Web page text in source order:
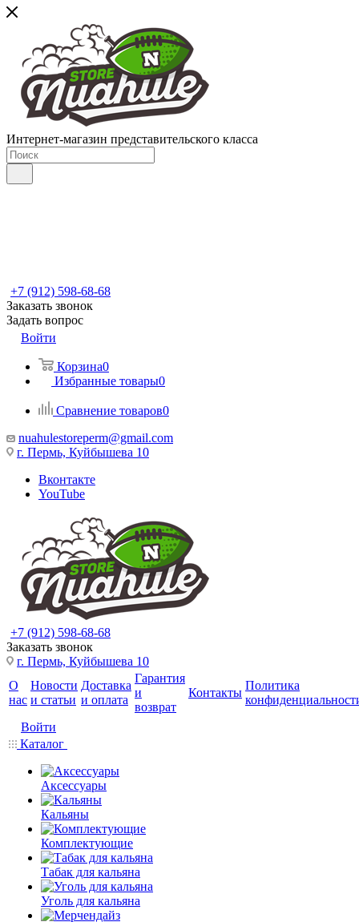
Интернет-магазин представительского класса
+7 (912) 598-68-68
Заказать звонок
Задать вопрос
Войти
Корзина0
Избранные товары0
Сравнение товаров0
nuahulestoreperm@gmail.com
г. Пермь, Куйбышева 10
Вконтакте
YouTube
+7 (912) 598-68-68
Заказать звонок
г. Пермь, Куйбышева 10
О
нас
Новости
и статьи
Доставка
и оплата
Гарантия
и
возврат
Контакты
Политика
Войти
Каталог
Аксессуары
Кальяны
Комплектующие
Табак для кальяна
Уголь для кальяна